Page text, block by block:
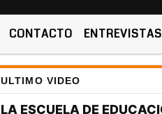
CONTACTO ENTREVISTAS
ULTIMO VIDEO